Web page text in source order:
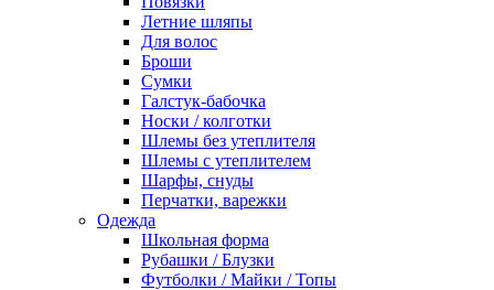
Летние шляпы
Для волос
Броши
Сумки
Галстук-бабочка
Носки / колготки
Шлемы без утеплителя
Шлемы с утеплителем
Шарфы, снуды
Перчатки, варежки
Одежда
Школьная форма
Рубашки / Блузки
Футболки / Майки / Топы